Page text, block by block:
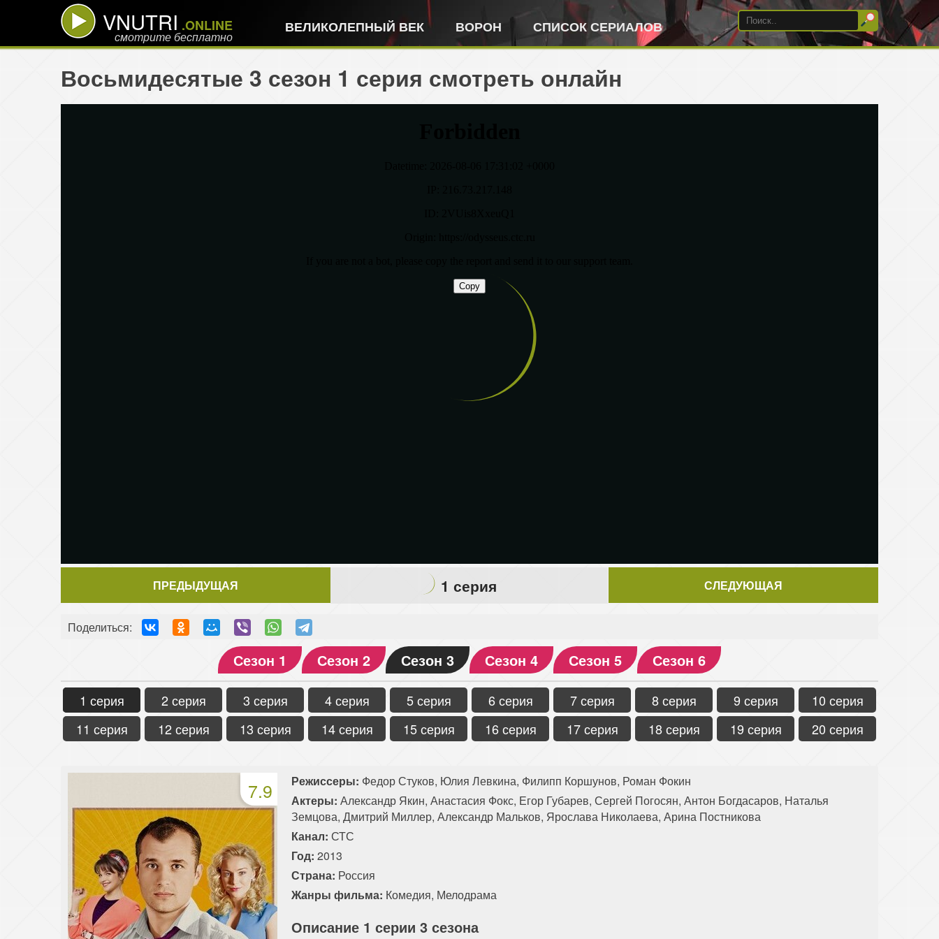
VNUTRI .ONLINE
смотрите бесплатно
ВЕЛИКОЛЕПНЫЙ ВЕК ВОРОН СПИСОК СЕРИАЛОВ
Восьмидесятые 3 сезон 1 серия смотреть онлайн
ПРЕДЫДУЩАЯ 1 серия СЛЕДУЮЩАЯ
Поделиться:
Сезон 1 Сезон 2 Сезон 3 Сезон 4 Сезон 5 Сезон 6
1 серия 2 серия 3 серия 4 серия 5 серия 6 серия 7 серия 8 серия 9 серия
10 серия
11 серия
12 серия 13 серия 14 серия 15 серия 16 серия 17 серия 18 серия 19 серия 20 серия
7.9 Режиссеры: Федор Стуков, Юлия Левкина, Филипп Коршунов, Роман Фокин
Актеры: Александр Якин, Анастасия Фокс, Егор Губарев, Сергей Погосян, Антон Богдасаров, Наталья
Земцова, Дмитрий Миллер, Александр Мальков, Ярослава Николаева, Арина Постникова
Канал: СТС
Год: 2013
Страна: Россия
Жанры фильма: Комедия, Мелодрама
Описание 1 серии 3 сезона